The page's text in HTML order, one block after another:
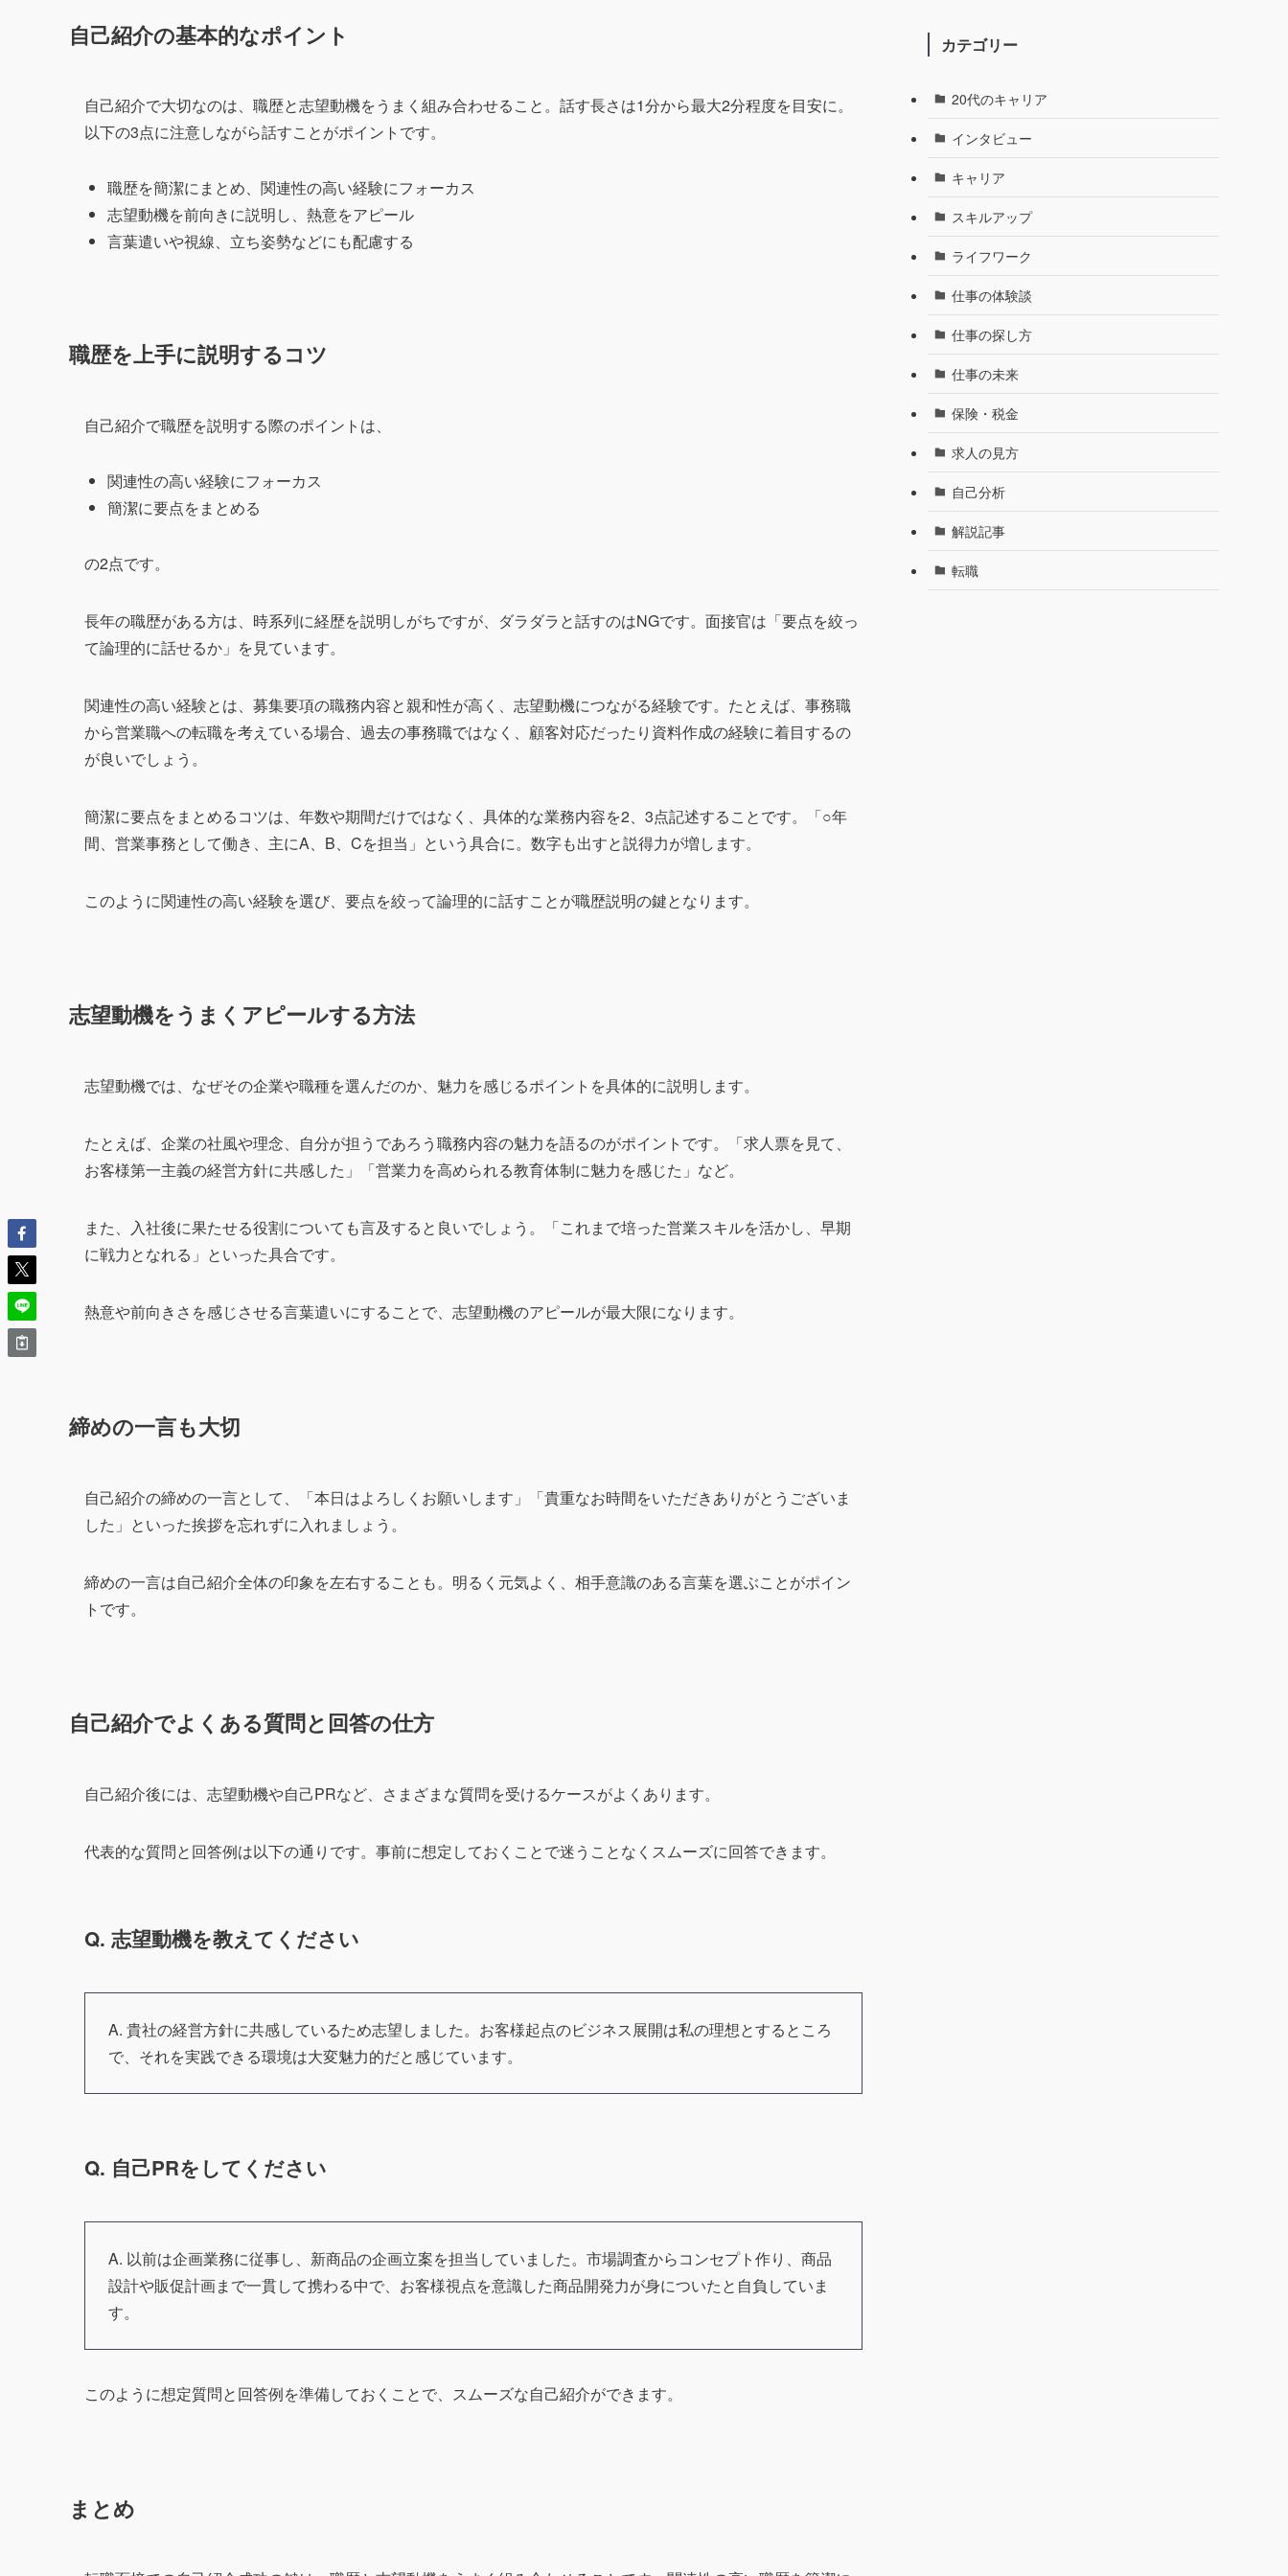
自己紹介の基本的なポイント
自己紹介で大切なのは、職歴と志望動機をうまく組み合わせること。話す長さは1分から最大2分程度を目安に。
以下の3点に注意しながら話すことがポイントです。
職歴を簡潔にまとめ、関連性の高い経験にフォーカス
志望動機を前向きに説明し、熱意をアピール
言葉遣いや視線、立ち姿勢などにも配慮する
職歴を上手に説明するコツ
自己紹介で職歴を説明する際のポイントは、
関連性の高い経験にフォーカス
簡潔に要点をまとめる
の2点です。
長年の職歴がある方は、時系列に経歴を説明しがちですが、ダラダラと話すのはNGです。面接官は「要点を絞っ
て論理的に話せるか」を見ています。
関連性の高い経験とは、募集要項の職務内容と親和性が高く、志望動機につながる経験です。たとえば、事務職
から営業職への転職を考えている場合、過去の事務職ではなく、顧客対応だったり資料作成の経験に着目するの
が良いでしょう。
簡潔に要点をまとめるコツは、年数や期間だけではなく、具体的な業務内容を2、3点記述することです。「○年
間、営業事務として働き、主にA、B、Cを担当」という具合に。数字も出すと説得力が増します。
このように関連性の高い経験を選び、要点を絞って論理的に話すことが職歴説明の鍵となります。
志望動機をうまくアピールする方法
志望動機では、なぜその企業や職種を選んだのか、魅力を感じるポイントを具体的に説明します。
たとえば、企業の社風や理念、自分が担うであろう職務内容の魅力を語るのがポイントです。「求人票を見て、
お客様第一主義の経営方針に共感した」「営業力を高められる教育体制に魅力を感じた」など。
また、入社後に果たせる役割についても言及すると良いでしょう。「これまで培った営業スキルを活かし、早期
に戦力となれる」といった具合です。
熱意や前向きさを感じさせる言葉遣いにすることで、志望動機のアピールが最大限になります。
締めの一言も大切
自己紹介の締めの一言として、「本日はよろしくお願いします」「貴重なお時間をいただきありがとうございま
した」といった挨拶を忘れずに入れましょう。
締めの一言は自己紹介全体の印象を左右することも。明るく元気よく、相手意識のある言葉を選ぶことがポイン
トです。
自己紹介でよくある質問と回答の仕方
自己紹介後には、志望動機や自己PRなど、さまざまな質問を受けるケースがよくあります。
代表的な質問と回答例は以下の通りです。事前に想定しておくことで迷うことなくスムーズに回答できます。
Q. 志望動機を教えてください
A. 貴社の経営方針に共感しているため志望しました。お客様起点のビジネス展開は私の理想とするところ
で、それを実践できる環境は大変魅力的だと感じています。
Q. 自己PRをしてください
A. 以前は企画業務に従事し、新商品の企画立案を担当していました。市場調査からコンセプト作り、商品
設計や販促計画まで一貫して携わる中で、お客様視点を意識した商品開発力が身についたと自負していま
す。
このように想定質問と回答例を準備しておくことで、スムーズな自己紹介ができます。
まとめ
カテゴリー
20代のキャリア
インタビュー
キャリア
スキルアップ
ライフワーク
仕事の体験談
仕事の探し方
仕事の未来
保険・税金
求人の見方
自己分析
解説記事
転職